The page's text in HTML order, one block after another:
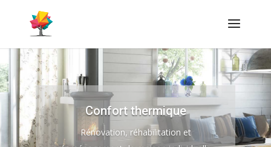
Confort thermique
Rénovation, réhabilitation et